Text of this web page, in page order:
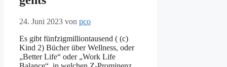
24. Juni 2023 von pco
Es gibt fünfzigmilliontausend ( (c)
Kind 2) Bücher über Wellness, oder
„Better Life“ oder „Work Life